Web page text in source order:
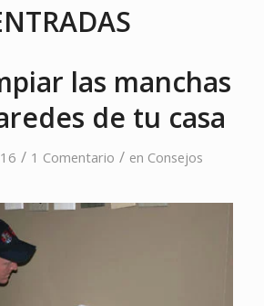
las manchas
de tu casa
/ 1 Comentario / en Consejos